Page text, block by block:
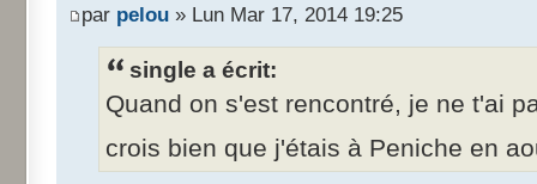
par pelou » Lun Mar 17, 2014 19:25
single a écrit:
Quand on s'est rencontré, je ne t'ai
crois bien que j'étais à Peniche en